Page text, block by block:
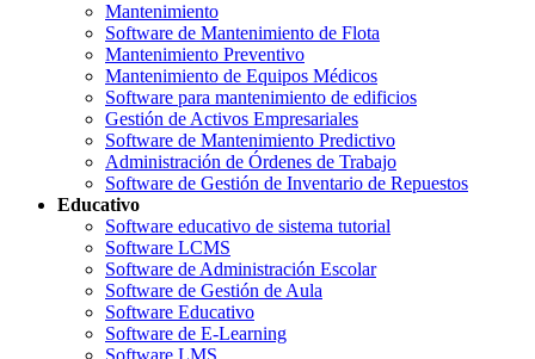
Mantenimiento
Software de Mantenimiento de Flota
Mantenimiento Preventivo
Mantenimiento de Equipos Médicos
Software para mantenimiento de edificios
Gestión de Activos Empresariales
Software de Mantenimiento Predictivo
Administración de Órdenes de Trabajo
Software de Gestión de Inventario de Repuestos
Educativo
Software educativo de sistema tutorial
Software LCMS
Software de Administración Escolar
Software de Gestión de Aula
Software Educativo
Software de E-Learning